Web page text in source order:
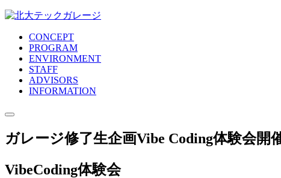
CONCEPT
PROGRAM
ENVIRONMENT
STAFF
ADVISORS
INFORMATION
ガレージ修了生企画Vibe Coding体験会開
VibeCoding体験会